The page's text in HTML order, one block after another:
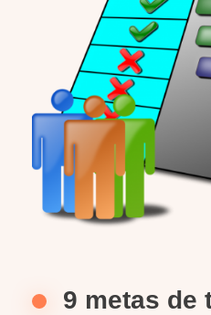
9 metas de